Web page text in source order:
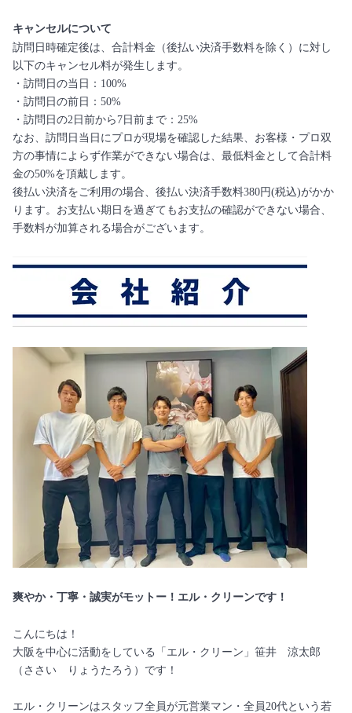
キャンセルについて
訪問日時確定後は、合計料金（後払い決済手数料を除く）に対し
以下のキャンセル料が発生します。
・訪問日の当日：100%
・訪問日の前日：50%
・訪問日の2日前から7日前まで：25%
なお、訪問日当日にプロが現場を確認した結果、お客様・プロ双
方の事情によらず作業ができない場合は、最低料金として合計料
金の50%を頂戴します。
後払い決済をご利用の場合、後払い決済手数料380円(税込)がかか
ります。お支払い期日を過ぎてもお支払の確認ができない場合、
手数料が加算される場合がございます。
爽やか・丁寧・誠実がモットー！エル・クリーンです！
こんにちは！
大阪を中心に活動をしている「エル・クリーン」笹井 涼太郎
（ささい りょうたろう）です！
エル・クリーンはスタッフ全員が元営業マン・全員20代という若